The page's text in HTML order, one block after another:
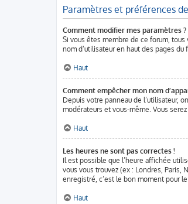
Paramètres et préférences
Comment modifier mes paramètres ?
Si vous êtes membre de ce forum,
nom d’utilisateur en haut des pages
Haut
Comment empêcher mon nom
Depuis votre panneau de l’utilisateur,
modérateurs et vous-même. Vous
Haut
Les heures ne sont pas correctes !
Il est possible que l’heure affichée
vous vous trouvez (ex : Londres, Paris,
enregistré, c’est le bon moment pour
Haut